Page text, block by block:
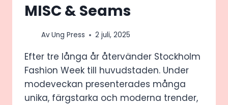
MISC & Seams
AvUng Press 2 juli, 2025
Efter tre långa år återvänder Stockholm
Fashion Week till huvudstaden. Under
modeveckan presenterades många
unika, färgstarka och moderna trender,